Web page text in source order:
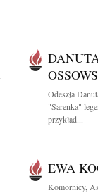
Odeszła
"Sarenka"
przykład...
EWA
Komornicy,